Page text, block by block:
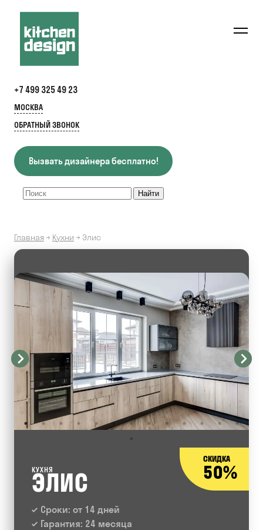
+7 499 325 49 23
МОСКВА
ОБРАТНЫЙ ЗВОНОК
Вызвать дизайнера бесплатно!
Главная→ Кухни → Элис
СКИДКА
50%
КУХНЯ
ЭЛИС
Сроки: от 14 дней
Гарантия: 24 месяца